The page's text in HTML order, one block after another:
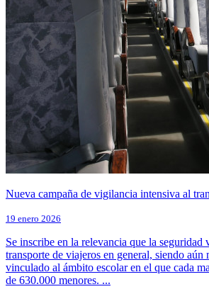
Nueva campaña de vigilancia intensiva al
19 enero 2026
Se inscribe en la relevancia que la seguridad
transporte de viajeros en general, siendo aún
vinculado al ámbito escolar en el que cada
de 630.000 menores. ...